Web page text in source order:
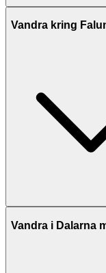
Vandra kring
Vandra i Dalarna